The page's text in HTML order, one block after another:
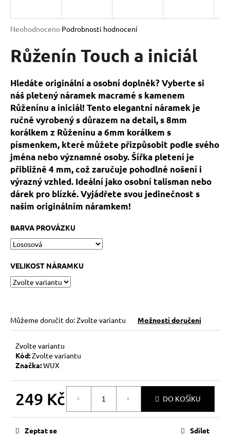
Průměrné
produktu
je
5
hvězdiček.
Neohodnoceno Podrobnosti hodnocení
Růženín Touch a iniciál
Hledáte originální a osobní doplněk? Vyberte si
náš pletený náramek macramé s kamenem
Růženínu a iniciál! Tento elegantní náramek je
ručně vyrobený s důrazem na detail, s 8mm
korálkem z Růženínu a 6mm korálkem s
písmenkem, které můžete přizpůsobit podle svého
jména nebo významné osoby. Šířka pletení je
přibližně 4 mm, což zaručuje pohodlné nošení i
výrazný vzhled. Ideální jako osobní talisman nebo
dárek pro blízké. Vyjádřete svou jedinečnost s
naším originálním náramkem!
BARVA PROVÁZKU
VELIKOST NÁRAMKU
Můžeme doručit do:Zvolte variantu Možnosti doručení
Zvolte variantu
Kód:Zvolte variantu
Značka:WUX
249 Kč DO KOŠÍKU
Zeptat se Sdílet
j
t
?
HLEDAT
D
o
p
o
r
č
u
e
m
e
HEMATITOVÉ
SRDÍČKO
PORVÁZKOVÝ
NÁRAMEK
169
Původně:
210
Kč